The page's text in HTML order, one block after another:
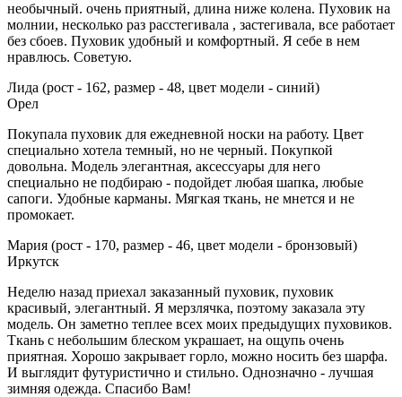
необычный. очень приятный, длина ниже колена. Пуховик на
молнии, несколько раз расстегивала , застегивала, все работает
без сбоев. Пуховик удобный и комфортный. Я себе в нем
нравлюсь. Советую.
Лида (рост - 162, размер - 48, цвет модели - синий)
Орел
Покупала пуховик для ежедневной носки на работу. Цвет
специально хотела темный, но не черный. Покупкой
довольна. Модель элегантная, аксессуары для него
специально не подбираю - подойдет любая шапка, любые
сапоги. Удобные карманы. Мягкая ткань, не мнется и не
промокает.
Мария (рост - 170, размер - 46, цвет модели - бронзовый)
Иркутск
Неделю назад приехал заказанный пуховик, пуховик
красивый, элегантный. Я мерзлячка, поэтому заказала эту
модель. Он заметно теплее всех моих предыдущих пуховиков.
Ткань с небольшим блеском украшает, на ощупь очень
приятная. Хорошо закрывает горло, можно носить без шарфа.
И выглядит футуристично и стильно. Однозначно - лучшая
зимняя одежда. Спасибо Вам!